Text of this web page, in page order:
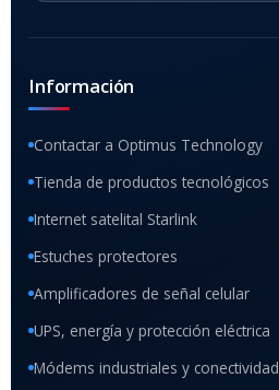
Información
Contactar a Optimus Technology
Tienda de productos tecnológicos
Internet satelital Starlink
Estuches protectores
Amplificadores de señal celular
UPS, energía y protección eléctrica
Módems industriales y conectividad